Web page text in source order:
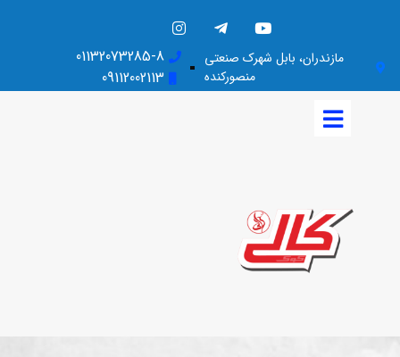
مازندران، بابل شهرک صنعتی
منصورکنده
01132073285-8
09112002113